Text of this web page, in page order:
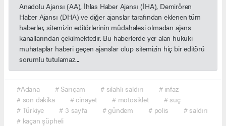
Anadolu Ajansı (AA), İhlas Haber Ajansı (İHA), Demirören
Haber Ajansı (DHA) ve diğer ajanslar tarafından eklenen tüm
haberler, sitemizin editörlerinin müdahalesi olmadan ajans
kanallarından çekilmektedir. Bu haberlerde yer alan hukuki
muhataplar haberi geçen ajanslar olup sitemizin hiç bir editörü
sorumlu tutulamaz...
#Adana # Sarıçam # silahlı saldırı
# infaz
# son dakika
# cinayet # motosiklet
# suç
# Türkiye
# 3 sayfa # gündem # polis
# saldırı
# kaçan şüpheli